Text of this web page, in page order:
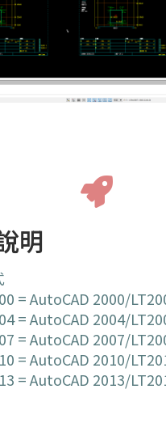
明
= AutoCAD 2000/
= AutoCAD 2004/
= AutoCAD 2007/
= AutoCAD 2010/
= AutoCAD 2013/